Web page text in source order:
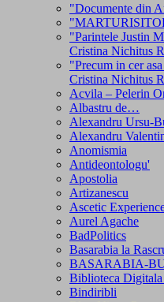
"Documente din
"Parintele Justin
Cristina Nichitus
"Precum in cer
Cristina Nichitus
Acvila – Pelerin
Albastru de…
Alexandru Ursu-
Alexandru
Anomismia
Antideontologu'
Apostolia
Artizanescu
Ascetic
Aurel Agache
BadPolitics
Basarabia la
BASARABIA-
Biblioteca
Bindiribli